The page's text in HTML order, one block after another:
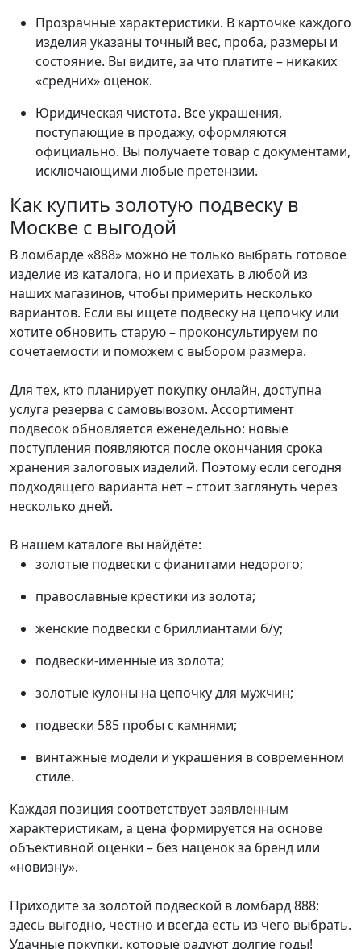
Прозрачные характеристики. В карточке каждого
изделия указаны точный вес, проба, размеры и
состояние. Вы видите, за что платите – никаких
«средних» оценок.
Юридическая чистота. Все украшения,
поступающие в продажу, оформляются
официально. Вы получаете товар с документами,
исключающими любые претензии.
Как купить золотую подвеску в
Москве с выгодой
В ломбарде «888» можно не только выбрать готовое
изделие из каталога, но и приехать в любой из
наших магазинов, чтобы примерить несколько
вариантов. Если вы ищете подвеску на цепочку или
хотите обновить старую – проконсультируем по
сочетаемости и поможем с выбором размера.
Для тех, кто планирует покупку онлайн, доступна
услуга резерва с самовывозом. Ассортимент
подвесок обновляется еженедельно: новые
поступления появляются после окончания срока
хранения залоговых изделий. Поэтому если сегодня
подходящего варианта нет – стоит заглянуть через
несколько дней.
В нашем каталоге вы найдёте:
золотые подвески с фианитами недорого;
православные крестики из золота;
женские подвески с бриллиантами б/у;
подвески-именные из золота;
золотые кулоны на цепочку для мужчин;
подвески 585 пробы с камнями;
винтажные модели и украшения в современном
стиле.
Каждая позиция соответствует заявленным
характеристикам, а цена формируется на основе
объективной оценки – без наценок за бренд или
«новизну».
Приходите за золотой подвеской в ломбард 888:
здесь выгодно, честно и всегда есть из чего выбрать.
Удачные покупки, которые радуют долгие годы!